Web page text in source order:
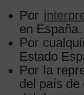
Por
en España.
Por
Estado
Por la
del país de